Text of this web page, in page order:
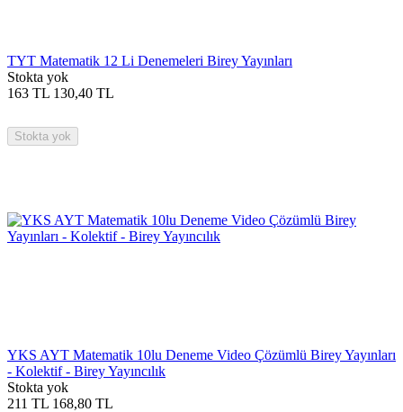
TYT Matematik 12 Li Denemeleri Birey Yayınları
Stokta yok
163 TL 130,40 TL
Stokta yok
YKS AYT Matematik 10lu Deneme Video Çözümlü Birey Yayınları
- Kolektif - Birey Yayıncılık
Stokta yok
211 TL 168,80 TL